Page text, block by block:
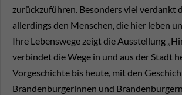
zurückzuführen. Besonders viel verdankt
allerdings den Menschen, die hier leben
Ihre Lebenswege zeigt die Ausstellung
verbindet die Wege in und aus der Stadt
Vorgeschichte bis heute, mit den
Brandenburgerinnen und